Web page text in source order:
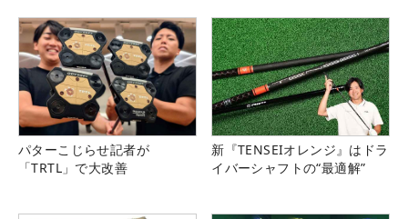
パターこじらせ記者が
「TRTL」で大改善
新『TENSEIオレンジ』はドラ
イバーシャフトの“最適解”